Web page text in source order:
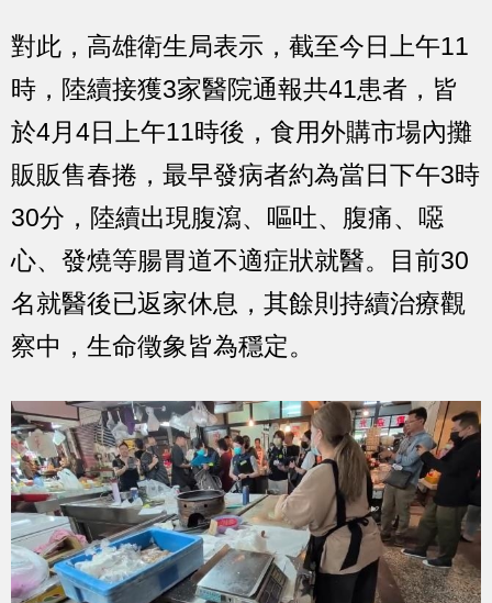
對此，高雄衛生局表示，截至今日上午11
時，陸續接獲3家醫院通報共41患者，皆
於4月4日上午11時後，食用外購市場內攤
販販售春捲，最早發病者約為當日下午3時
30分，陸續出現腹瀉、嘔吐、腹痛、噁
心、發燒等腸胃道不適症狀就醫。目前30
名就醫後已返家休息，其餘則持續治療觀
察中，生命徵象皆為穩定。